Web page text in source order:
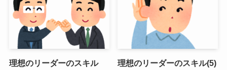
理想のリーダーのスキル
理想のリーダーのスキル(5)